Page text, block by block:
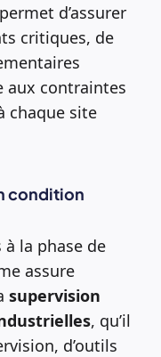
d’assurer
critiques, de
aux contraintes
chaque site
condition
à la phase de
assure
supervision
, qu’il
d’outils